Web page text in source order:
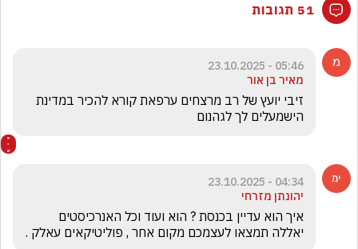
51 תגובות
05:46 - 23.10.2025
מאיר בן אור
הישמעלים לך לגהנום
04:34 - 23.10.2025
יהונתן מזרחי
יאללה תמצאו לעצמכם מקום אחר , פוליטיקאים עאלק .